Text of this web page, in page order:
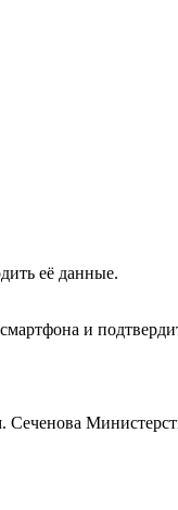
её данные.
и